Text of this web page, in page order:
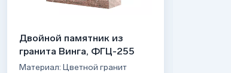
Двойной памятник из
гранита Винга, ФГЦ-255
Материал: Цветной гранит